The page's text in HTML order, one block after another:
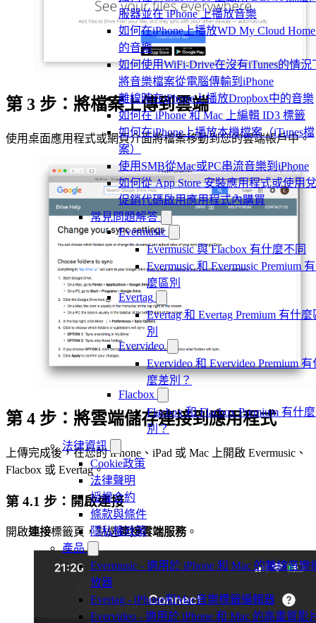
服器並在 iPhone 上播放音樂
如何在iPhone上播放WD My Cloud
的音樂
如何使用WiFi-Drive在沒有iTunes的情況
將音樂檔案從電腦傳輸到iPhone
離線時在iPhone上播放Dropbox中的音樂
如何在 iPhone 和 Mac 上編輯 ID3 標籤
如何在iPhone上播放本機檔案（iTunes檔
案）
使用SMB從Mac或PC串流音樂到iPhone
如何從 App Store 安裝應用程式或使用
促銷代碼啟用應用程式內購買
常見問題解答
Evermusic
Evermusic 與 Flacbox 有什麼不同
Evermusic 和 Evermusic Premium
麼區別
Evertag
Evertag 和 Evertag Premium 有什麼
別
Evervideo
Evervideo 和 Evervideo Premium 有
麼差別？
Flacbox
Flacbox 和 Flacbox Premium 有什
別？
法律資訊
Cookie政策
法律聲明
授權合約
條款與條件
隱私權政策
產品
Evermusic - 適用於 iPhone 和 Mac 的離線音樂
放器
Evertag - iPhone和Mac音樂標籤編輯器
Evervideo - 適用於 iPhone 和 Mac 的高畫質影
第 3 步：將檔案上傳到雲端
使用桌面應用程式或網頁介面將檔案移動到您的雲端帳戶中。
第 4 步：將雲端儲存連接到應用程式
上傳完成後，在您的 iPhone、iPad 或 Mac 上開啟 Evermusic、
Flacbox 或 Evertag。
第 4.1 步：開啟連接
開啟連接標籤頁，點選連接雲端服務。